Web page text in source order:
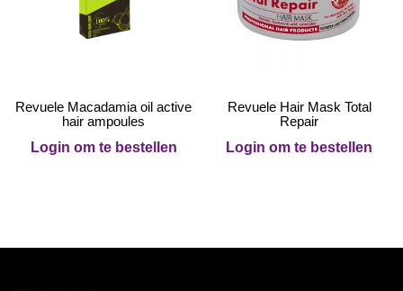
Revuele Macadamia oil active
hair ampoules
Login om te bestellen
Revuele Hair Mask Total
Repair
Login om te bestellen